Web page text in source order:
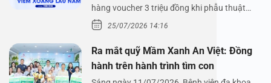
hàng voucher 3 triệu đồng khi phẫu thuật
xoang cùng PGS.…
25/07/2026 14:16
Ra mắt quỹ Mầm Xanh An Việt: Đồng
hành trên hành trình tìm con